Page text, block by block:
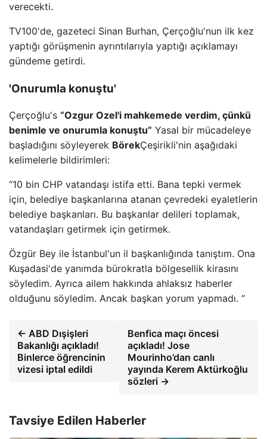
verecekti.
TV100'de, gazeteci Sinan Burhan, Çerçoğlu'nun ilk kez
yaptığı görüşmenin ayrıntılarıyla yaptığı açıklamayı
gündeme getirdi.
'Onurumla konuştu'
Çerçoğlu's “Ozgur Ozel'i mahkemede verdim, çünkü
benimle ve onurumla konuştu” Yasal bir mücadeleye
başladığını söyleyerek BörekÇeşirikli'nin aşağıdaki
kelimelerle bildirimleri:
“10 bin CHP vatandaşı istifa etti. Bana tepki vermek
için, belediye başkanlarına atanan çevredeki eyaletlerin
belediye başkanları. Bu başkanlar delileri toplamak,
vatandaşları getirmek için getirmek.
Özgür Bey ile İstanbul'un il başkanlığında tanıştım. Ona
Kuşadasi'de yanımda bürokratla bölgesellik kirasını
söyledim. Ayrıca ailem hakkında ahlaksız haberler
olduğunu söyledim. Ancak başkan yorum yapmadı. “
← ABD Dışişleri
Bakanlığı açıkladı!
Binlerce öğrencinin
vizesi iptal edildi
Benfica maçı öncesi
açıkladı! Jose
Mourinho’dan canlı
yayında Kerem Aktürkoğlu
sözleri →
Tavsiye Edilen Haberler